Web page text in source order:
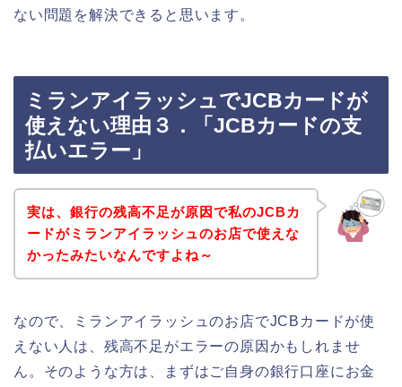
ない問題を解決できると思います。
ミランアイラッシュでJCBカードが
使えない理由３．「JCBカードの支
払いエラー」
実は、銀行の残高不足が原因で私のJCBカ
ードがミランアイラッシュのお店で使えな
かったみたいなんですよね～
なので、ミランアイラッシュのお店でJCBカードが使
えない人は、残高不足がエラーの原因かもしれませ
ん。そのような方は、まずはご自身の銀行口座にお金